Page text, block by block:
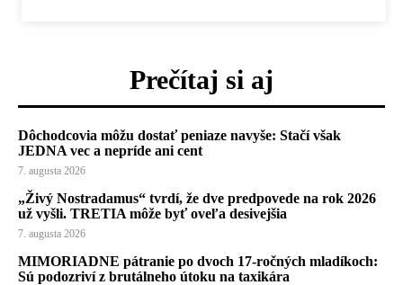
Prečítaj si aj
Dôchodcovia môžu dostať peniaze navyše: Stačí však
JEDNA vec a nepríde ani cent
7. augusta 2026
„Živý Nostradamus“ tvrdí, že dve predpovede na rok 2026
už vyšli. TRETIA môže byť oveľa desivejšia
7. augusta 2026
MIMORIADNE pátranie po dvoch 17-ročných mladíkoch:
Sú podozriví z brutálneho útoku na taxikára